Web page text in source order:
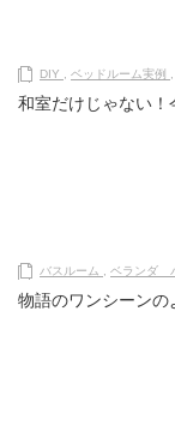
DIY , ベッドルーム実例 ,
和室だけじゃない！
バスルーム , ベランダ
物語のワンシーンの